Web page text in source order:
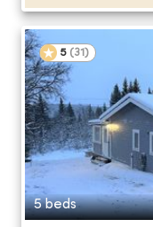
5 (31 )
5 beds